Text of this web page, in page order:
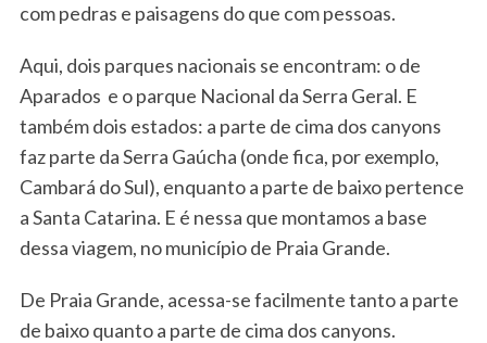
com pedras e paisagens do que com pessoas.
Aqui, dois parques nacionais se encontram: o de
Aparados e o parque Nacional da Serra Geral. E
também dois estados: a parte de cima dos canyons
faz parte da Serra Gaúcha (onde fica, por exemplo,
Cambará do Sul), enquanto a parte de baixo pertence
a Santa Catarina. E é nessa que montamos a base
dessa viagem, no município de Praia Grande.
De Praia Grande, acessa-se facilmente tanto a parte
de baixo quanto a parte de cima dos canyons.